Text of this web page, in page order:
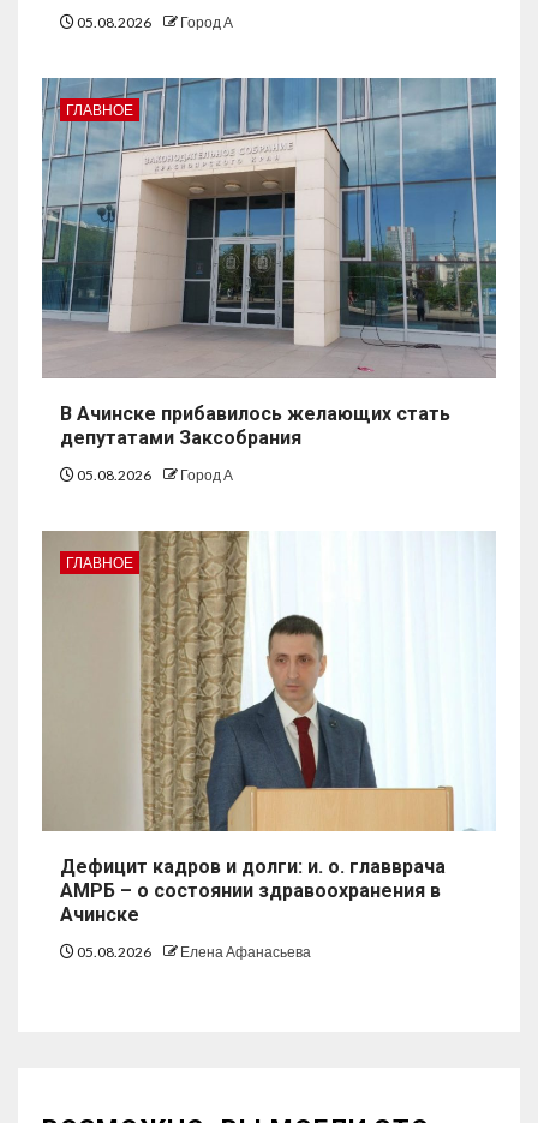
05.08.2026 Город А
ГЛАВНОЕ
В Ачинске прибавилось желающих стать
депутатами Заксобрания
05.08.2026 Город А
ГЛАВНОЕ
Дефицит кадров и долги: и. о. главврача
АМРБ – о состоянии здравоохранения в
Ачинске
05.08.2026 Елена Афанасьева